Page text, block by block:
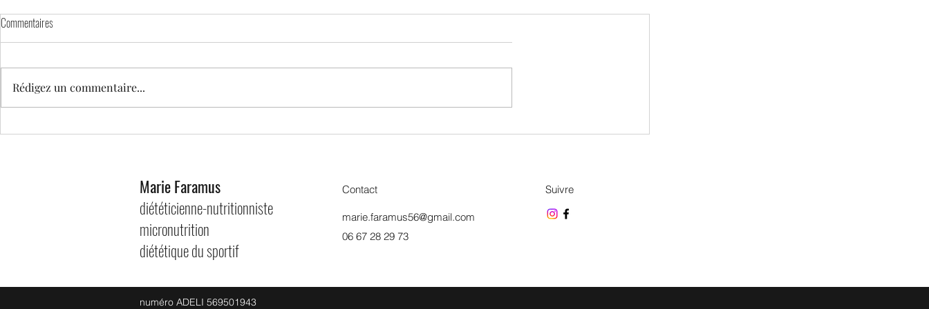
Banana Bread aux flocons d'avoine et
Gâteau japonais aux 2 ingrédients
Commentaires
Rédigez un commentaire...
Marie Faramus
diététicienne-nutritionniste
micronutrition
diététique du sportif
Contact
marie.faramus56@gmail.com
06 67 28 29 73
Suivre
numéro ADELI 569501943